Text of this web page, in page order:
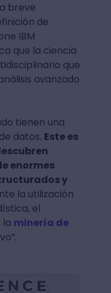
breve
de
IBM
que la ciencia
que
avanzado
tienen una
datos. Este es
enormes
y
la utilización
el
la minería de